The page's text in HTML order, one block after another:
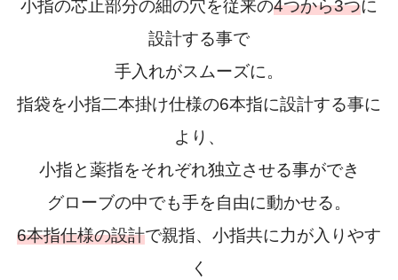
小指の芯止部分の細の穴を従来の4つから3つに
設計する事で
手入れがスムーズに。
指袋を小指二本掛け仕様の6本指に設計する事に
より、
小指と薬指をそれぞれ独立させる事ができ
グローブの中でも手を自由に動かせる。
6本指仕様の設計で親指、小指共に力が入りやす
く